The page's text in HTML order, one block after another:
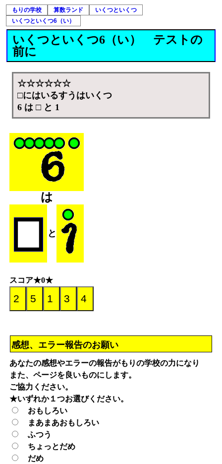
もりの学校 算数ランド
いくつといくつ
いくつといくつ6（い）
いくつといくつ6（い） テストの
前に
☆☆☆☆☆☆
□にはいるすうはいくつ
6 は □ と 1
は
と
スコア★0★
感想、エラー報告のお願い
あなたの感想やエラーの報告がもりの学校の力になり
また、ページを良いものにします。
ご協力ください。
★いずれか１つお選びください。
おもしろい
まあまあおもしろい
ふつう
ちょっとだめ
だめ